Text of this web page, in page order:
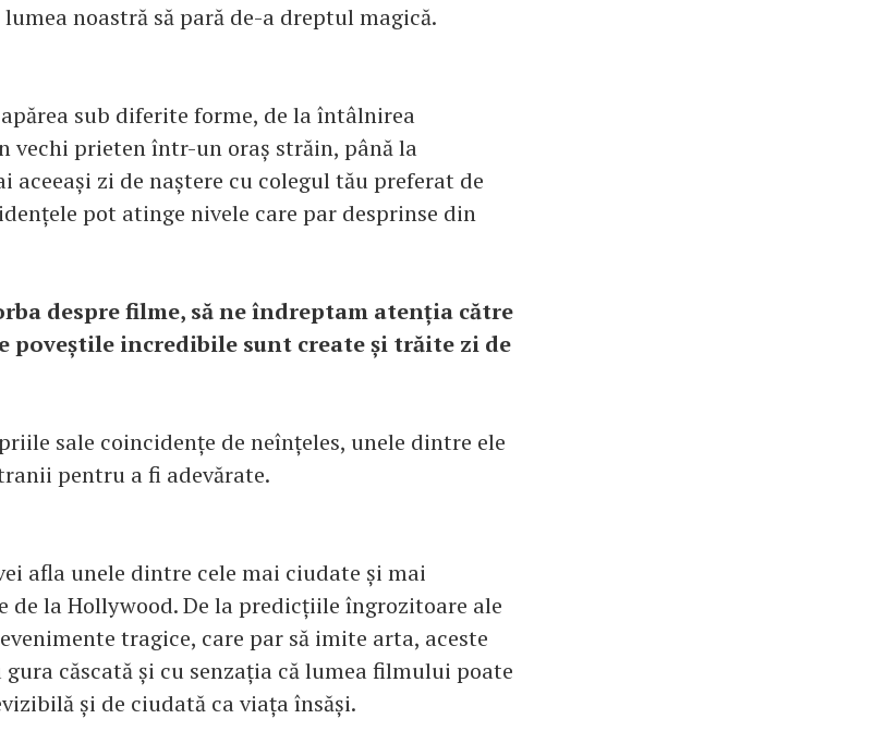
noastră să pară de-a dreptul magică.
sub diferite forme, de la întâlnirea
vechi prieten într-un oraș străin, până la
aceeași zi de naștere cu colegul tău preferat de
pot atinge nivele care par desprinse din
despre filme, să ne îndreptam atenția către
poveștile incredibile sunt create și trăite zi de
sale coincidențe de neînțeles, unele dintre ele
pentru a fi adevărate.
afla unele dintre cele mai ciudate și mai
de la Hollywood. De la predicțiile îngrozitoare ale
tragice, care par să imite arta, aceste
căscată și cu senzația că lumea filmului poate
și de ciudată ca viața însăși.